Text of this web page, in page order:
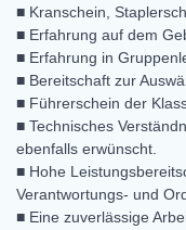
■ Kranschein,
■ Erfahrung auf dem
■ Erfahrung in
■ Bereitschaft zur
■ Führerschein der
■ Technisches
ebenfalls erwünscht.
■ Hohe
Verantwortungs- und
■ Eine zuverlässige